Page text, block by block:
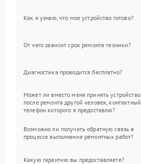
Как я узнаю, что мое устройство готово?
От чего зависит срок ремонта техники?
Диагностика проводится бесплатно?
Может ли вместо меня принять устройство
после ремонта другой человек, контактный
телефон которого я предоставлю?
Возможно ли получать обратную связь в
процессе выполнения ремонтных работ?
Какую гарантию вы предоставляете?